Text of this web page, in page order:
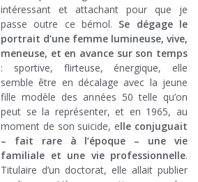
intéressant et attachant pour que je
passe outre ce bémol. Se dégage le
portrait d’une femme lumineuse, vive,
meneuse, et en avance sur son temps
: sportive, flirteuse, énergique, elle
semble être en décalage avec la jeune
fille modèle des années 50 telle qu’on
peut se la représenter, et en 1965, au
moment de son suicide, elle conjuguait
– fait rare à l’époque – une vie
familiale et une vie professionnelle.
Titulaire d’un doctorat, elle allait publier